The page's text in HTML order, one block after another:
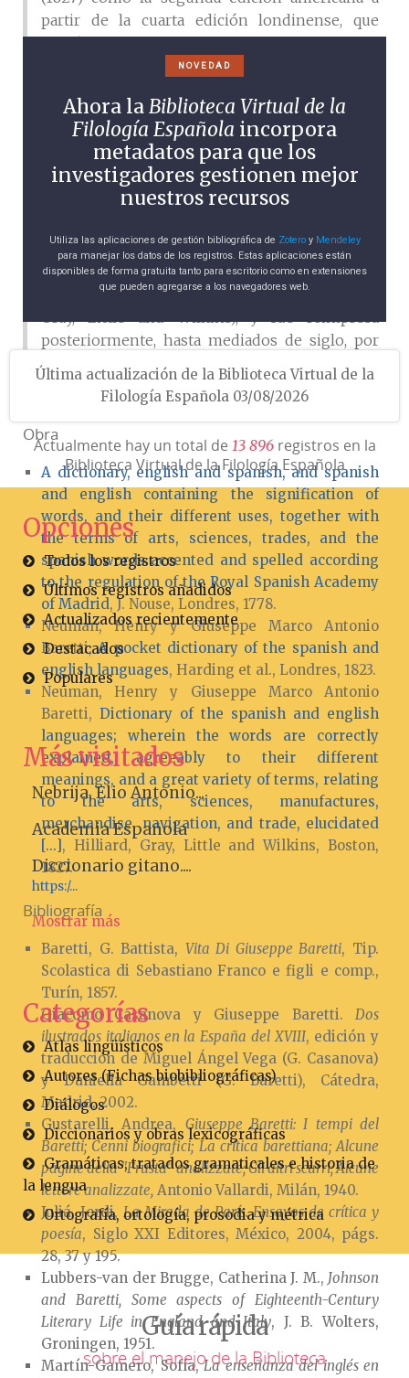
partir de la cuarta edición londinense, que
Londres como en diversas ciudades de Estados
conocido comoNeuman & Baretti’s Dictionary
dominó el panorama lexicográfico del siglo XIX
en lo que respecta a diccionarios bilingües
español-inglés, y contó con una nueva edición
en 1828 que añadió directrices para diferenciar
se reimprimió casi anualmente durante los
años inmediatamente posteriores en Boston,
en 1828, 1831, 1832, 1836, 1837, 1839, 1840 (Hilliard,
Gray, Little and Wilkins), y fue reimpresa
posteriormente, hasta mediados de siglo, por
otras editoriales que no añadieron cambios a la
edición de 1828.
Obra
A dictionary, english and spanish, and spanish
and english containing the signification of
words, and their different uses, together with
the terms of arts, sciences, trades, and the
spanish words accented and spelled according
to the regulation of the Royal Spanish Academy
of Madrid, J. Nouse, Londres, 1778.
Neuman, Henry y Giuseppe Marco Antonio
Baretti,A pocket dictionary of the spanish and
english languages, Harding et al., Londres, 1823.
Neuman, Henry y Giuseppe Marco Antonio
Baretti,Dictionary of the spanish and english
languages; wherein the words are correctly
explained, agreeably to their different
meanings, and a great variety of terms, relating
to the arts, sciences, manufactures,
merchandise, navigation, and trade, elucidated
[...], Hilliard, Gray, Little and Wilkins, Boston,
1827.
Bibliografía
Baretti, G. Battista, Vita Di Giuseppe Baretti, Tip.
Scolastica di Sebastiano Franco e figli e comp.,
Turín, 1857.
Giacomo Casanova y Giuseppe Baretti.Dos
ilustrados italianos en la España del XVIII, edición y
traducción de Miguel Ángel Vega (G. Casanova)
y Daniella Gambetti (G. Baretti), Cátedra,
Madrid, 2002.
Gustarelli, Andrea, Giuseppe Baretti: I tempi del
Baretti; Cenni biografici; La critica barettiana; Alcune
pagine della "Frusta" analizzate; Gli altri scurri; Alcune
lettere analizzate, Antonio Vallardi, Milán, 1940.
Juliá, Jordi,La Mirada de París. Ensayos de crítica y
poesía, Siglo XXI Editores, México, 2004, págs.
28, 37 y 195.
Lubbers-van der Brugge, Catherina J. M., Johnson
and Baretti, Some aspects of Eighteenth-Century
Literary Life in England and Italy, J. B. Wolters,
Groningen, 1951.
Martín-Gamero, Sofía,La enseñanza del inglés en
NOVEDAD
Ahora laBiblioteca Virtual de la
Filología Española incorpora
metadatos para que los
investigadores gestionen mejor
nuestros recursos
Utiliza las aplicaciones de gestión bibliográfica de Zoteroy Mendeley
para manejar los datos de los registros. Estas aplicaciones están
disponibles de forma gratuita tanto para escritorio como en extensiones
que pueden agregarse a los navegadores web.
Última actualización de la Biblioteca Virtual de la
Filología Española 03/08/2026
Actualmente hay un total de 13 896registros en la
Biblioteca Virtual de la Filología Española
Opciones
Todos los registros
Últimos registros añadidos
Actualizados recientemente
Destacados
Populares
Más visitados
Nebrija, Elio Antonio...
Academia Española
Diccionario gitano....
https:/...
Mostrar más
Categorías
Atlas lingüísticos
Autores (Fichas biobibliográficas)
Diálogos
Diccionarios y obras lexicográficas
Gramáticas, tratados gramaticales e historia de
la lengua
Ortografía, ortología, prosodia y métrica
Guía rápida
sobre el manejo de la Biblioteca